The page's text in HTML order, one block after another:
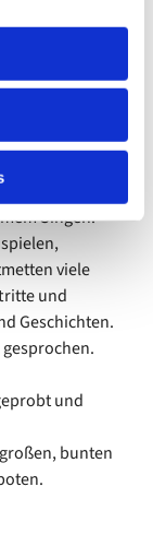
leider durch
in unserer
Programm
Singen.
viele
und
Geschichten.
und
bunten